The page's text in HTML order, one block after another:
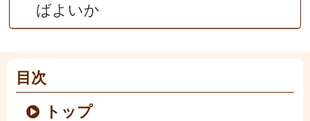
ばよいか
目次
トップ